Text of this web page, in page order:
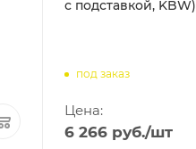
с подставкой, KBW)
под заказ
Цена:
6 266руб./шт